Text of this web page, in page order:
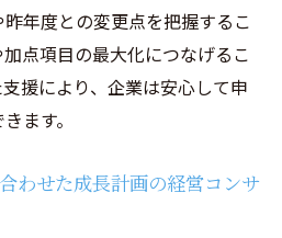
年度との変更点を把握するこ
点項目の最大化につなげるこ
援により、企業は安心して申
ます。
わせた成長計画の経営コンサ